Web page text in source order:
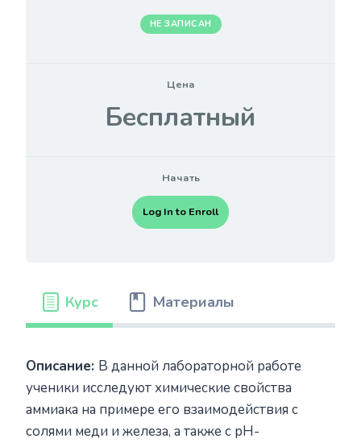
НЕ ЗАПИСАН
Цена
Бесплатный
Начать
Log In to Enroll
Курс Материалы
Описание: В данной лабораторной работе
ученики исследуют химические свойства
аммиака на примере его взаимодействия с
солями меди и железа, а также с pH-